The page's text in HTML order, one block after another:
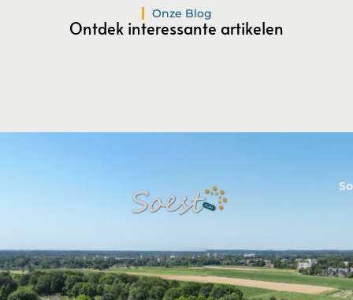
Onze Blog
Ontdek interessante artikelen